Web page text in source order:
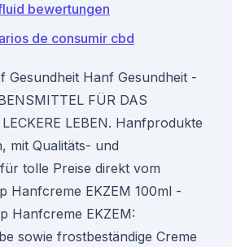
bewertungen
de consumir cbd
Gesundheit Hanf Gesundheit -
FÜR DAS
LEBEN. Hanfprodukte
mit Qualitäts- und
tolle Preise direkt vom
Hanfcreme EKZEM 100ml -
Hanfcreme EKZEM:
sowie frostbeständige Creme